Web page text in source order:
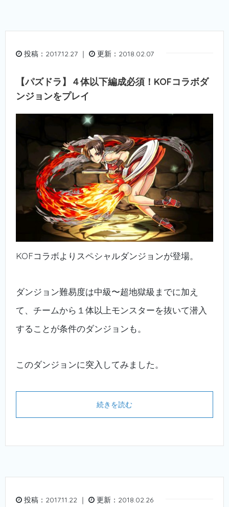
投稿：2017.12.27 ｜ 更新：2018.02.07
【パズドラ】４体以下編成必須！KOFコラボダ
ンジョンをプレイ
KOFコラボよりスペシャルダンジョンが登場。
ダンジョン難易度は中級〜超地獄級までに加え
て、チームから１体以上モンスターを抜いて潜入
することが条件のダンジョンも。
このダンジョンに突入してみました。
続きを読む
投稿：2017.11.22 ｜ 更新：2018.02.26